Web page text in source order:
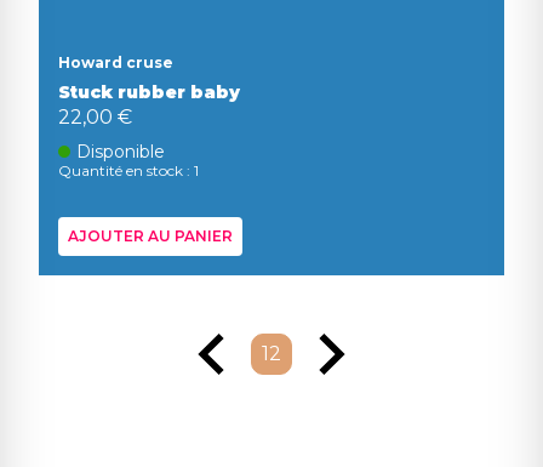
Howard cruse
Stuck rubber baby
22,00 €
Disponible
Quantité en stock : 1
AJOUTER AU PANIER
12